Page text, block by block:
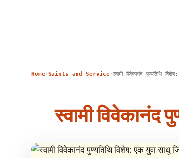
Home›Saints and Service›स्वामी विवेकानंद पुण्यतिथि
स्वामी विवेकानंद